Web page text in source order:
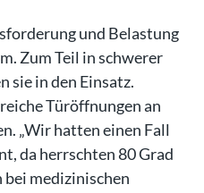
und Belastung
Zum Teil in schwerer
sie in den Einsatz.
Türöffnungen an
„Wir hatten einen Fall
da herrschten 80 Grad
bei medizinischen